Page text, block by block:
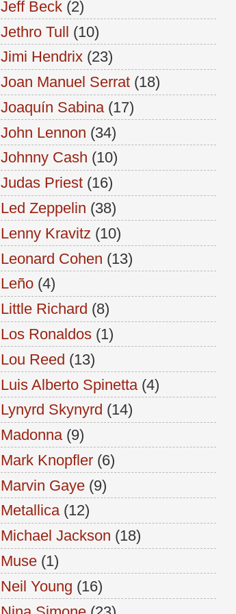
Jeff Beck (2)
Jethro Tull (10)
Jimi Hendrix (23)
Joan Manuel Serrat (18)
Joaquín Sabina (17)
John Lennon (34)
Johnny Cash (10)
Judas Priest (16)
Led Zeppelin (38)
Lenny Kravitz (10)
Leonard Cohen (13)
Leño (4)
Little Richard (8)
Los Ronaldos (1)
Lou Reed (13)
Luis Alberto Spinetta (4)
Lynyrd Skynyrd (14)
Madonna (9)
Mark Knopfler (6)
Marvin Gaye (9)
Metallica (12)
Michael Jackson (18)
Muse (1)
Neil Young (16)